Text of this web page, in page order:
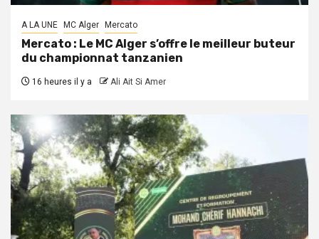
A LA UNE MC Alger Mercato
Mercato : Le MC Alger s’offre le meilleur buteur
du championnat tanzanien
16 heures il y a Ali Ait Si Amer